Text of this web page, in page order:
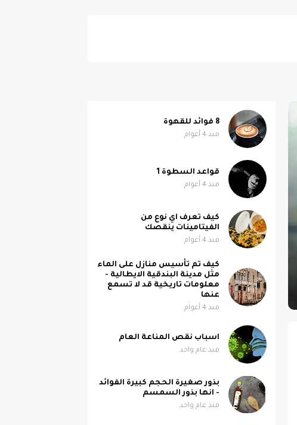
8 فوائد للقهوة
منذ 4 أعوام
قواعد السطوة 1
منذ 4 أعوام
كيف تعرف اي نوع من
الفيتامينات ينقصك
منذ 4 أعوام
كيف تم تأسيس منازل على الماء
مثل مدينة البندقية الايطالية -
معلومات تاريخية قد لا تسمع
عنها
منذ 4 أعوام
اسباب نقص المناعة العام
منذ عام واحد
بذور صغيرة الحجم كبيرة الفوائد
- انها بذور السمسم
منذ عام واحد